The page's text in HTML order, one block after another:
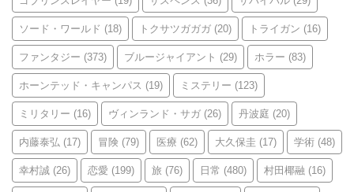
ソード・ワールド (18) トクサツガガガ (20) トライガン (16)
ファンタジー (373) ブルージャイアント (29) ホラー (83)
ホーンテッド・キャンパス (19) ミステリー (123)
ミリタリー (16) ヴィンランド・サガ (26) 丹波庭 (20)
内藤泰弘 (17) 冒険 (79) 医療 (62) 大久保圭 (17) 学術 (48)
幸村誠 (26) 恋愛 (199) 旅 (76) 日常 (480) 村田椰融 (16)